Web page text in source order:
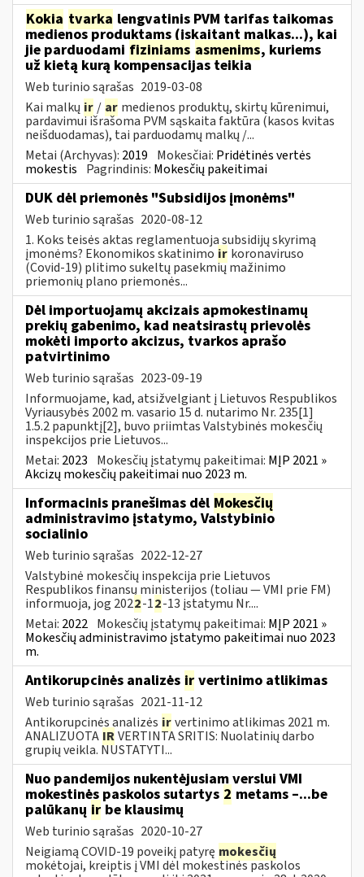
Kokia tvarka lengvatinis PVM tarifas taikomas
medienos produktams (įskaitant malkas...), kai
jie parduodami fiziniams asmenims, kuriems
už kietą kurą kompensacijas teikia
Web turinio sąrašas 2019-03-08
Kai malkų ir / ar medienos produktų, skirtų kūrenimui,
pardavimui išrašoma PVM sąskaita faktūra (kasos kvitas
neišduodamas), tai parduodamų malkų /...
Metai (Archyvas): 2019 Mokesčiai: Pridėtinės vertės
mokestis Pagrindinis: Mokesčių pakeitimai
DUK dėl priemonės "Subsidijos įmonėms"
Web turinio sąrašas 2020-08-12
1. Koks teisės aktas reglamentuoja subsidijų skyrimą
įmonėms? Ekonomikos skatinimo ir koronaviruso
(Covid-19) plitimo sukeltų pasekmių mažinimo
priemonių plano priemonės...
Dėl importuojamų akcizais apmokestinamų
prekių gabenimo, kad neatsirastų prievolės
mokėti importo akcizus, tvarkos aprašo
patvirtinimo
Web turinio sąrašas 2023-09-19
Informuojame, kad, atsižvelgiant į Lietuvos Respublikos
Vyriausybės 2002 m. vasario 15 d. nutarimo Nr. 235[1]
1.5.2 papunktį[2], buvo priimtas Valstybinės mokesčių
inspekcijos prie Lietuvos...
Metai: 2023 Mokesčių įstatymų pakeitimai: MĮP 2021 »
Akcizų mokesčių pakeitimai nuo 2023 m.
Informacinis pranešimas dėl Mokesčių
administravimo įstatymo, Valstybinio
socialinio
Web turinio sąrašas 2022-12-27
Valstybinė mokesčių inspekcija prie Lietuvos
Respublikos finansų ministerijos (toliau — VMI prie FM)
informuoja, jog 2022-12-13 įstatymu Nr....
Metai: 2022 Mokesčių įstatymų pakeitimai: MĮP 2021 »
Mokesčių administravimo įstatymo pakeitimai nuo 2023
m.
Antikorupcinės analizės ir vertinimo atlikimas
Web turinio sąrašas 2021-11-12
Antikorupcinės analizės irvertinimo atlikimas 2021 m.
ANALIZUOTA IRVERTINTA SRITIS: Nuolatinių darbo
grupių veikla. NUSTATYTI...
Nuo pandemijos nukentėjusiam verslui VMI
mokestinės paskolos sutartys 2 metams –...be
palūkanų ir be klausimų
Web turinio sąrašas 2020-10-27
Neigiamą COVID-19 poveikį patyrę mokesčių
mokėtojai, kreiptis į VMI dėl mokestinės paskolos